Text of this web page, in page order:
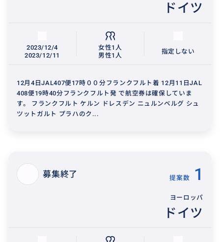
ドイツ
2023/12/4
2023/12/11
女性1人
男性1人
指定しない
12月4日JAL407便17時００分フランクフルト着 12月11日JAL
408便19時40分フランクフルト発 で航空券は確保していま
す。 フランクフルト ケルン ドレスデン ニュルンベルグ シュ
ツットガルト プラハのク...
募集終了 提案数 1
ヨーロッパ
ドイツ